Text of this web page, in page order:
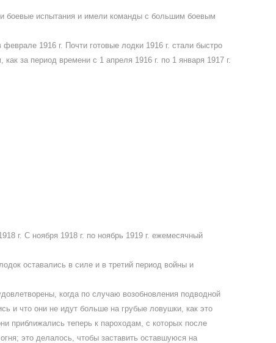
боевые испытания и имели команды с большим боевым
1916 г. Почти готовые лодки 1916 г. стали быстро
за период времени с 1 апреля 1916 г. по 1 января 1917 г.
г. С ноября 1918 г. по ноябрь 1919 г. ежемесячный
оставались в силе и в третий период войны и
когда по случаю возобновления подводной
и что они не идут больше на грубые ловушки, как это
приближались теперь к пароходам, с которых после
это делалось, чтобы заставить оставшуюся на